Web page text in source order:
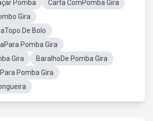
Pomba
Carta ComPomba Gira
Gira
De Bolo
Pomba Gira
Gira
BaralhoDe Pomba Gira
Pomba Gira